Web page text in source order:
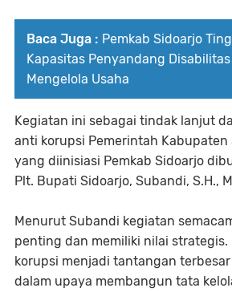
Baca Juga : Pemkab Sidoarjo
Kapasitas Penyandang Disabilitas
Mengelola Usaha
Kegiatan ini sebagai tindak lanjut
anti korupsi Pemerintah Kabupaten
yang diinisiasi Pemkab Sidoarjo
Plt. Bupati Sidoarjo, Subandi, S.H.,
Menurut Subandi kegiatan
penting dan memiliki nilai strategis.
korupsi menjadi tantangan
dalam upaya membangun tata